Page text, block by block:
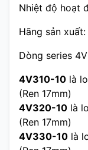
Nhiệt độ hoạt
Hãng sản
Dòng series
4V310-10 là
(Ren 17mm)
4V320-10 là
(Ren 17mm)
4V330-10 là